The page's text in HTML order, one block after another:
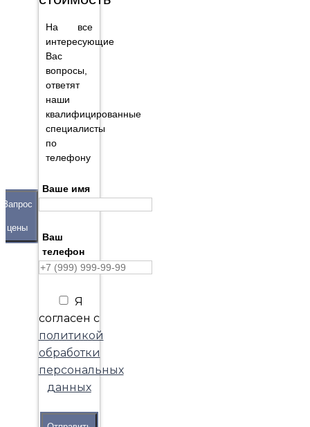
Запрос
цены
На все
интересующие
Вас
вопросы,
ответят
наши
квалифицированные
специалисты
по
телефону
Ваше имя
Ваш
телефон
Я
согласен с
политикой
обработки
персональных
данных